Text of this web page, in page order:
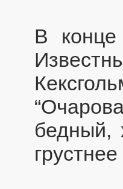
В конце
бедный,